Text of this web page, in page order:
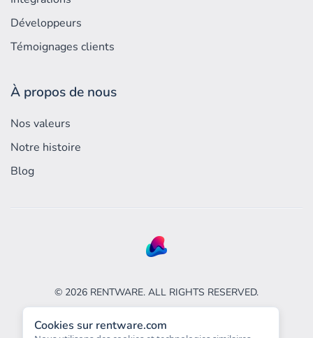
Développeurs
Témoignages clients
À propos de nous
Nos valeurs
Notre histoire
Blog
© 2026 RENTWARE. ALL RIGHTS RESERVED.
Cookies sur rentware.com